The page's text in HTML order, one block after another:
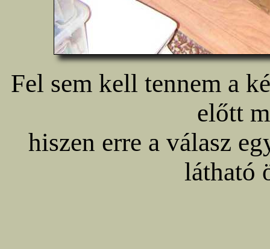
Fel sem kell tennem a
előtt
hiszen erre a válasz
látható